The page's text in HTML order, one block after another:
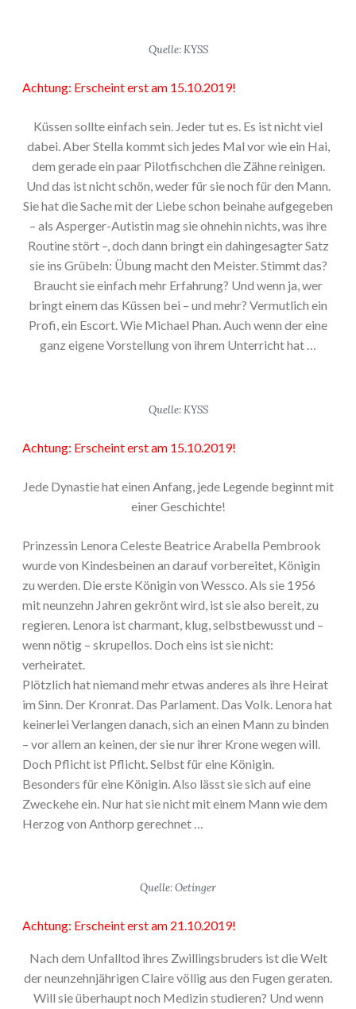
Quelle: KYSS
Achtung: Erscheint erst am 15.10.2019!
Küssen sollte einfach sein. Jeder tut es. Es ist nicht viel
dabei. Aber Stella kommt sich jedes Mal vor wie ein Hai,
dem gerade ein paar Pilotfischchen die Zähne reinigen.
Und das ist nicht schön, weder für sie noch für den Mann.
Sie hat die Sache mit der Liebe schon beinahe aufgegeben
– als Asperger-Autistin mag sie ohnehin nichts, was ihre
Routine stört –, doch dann bringt ein dahingesagter Satz
sie ins Grübeln: Übung macht den Meister. Stimmt das?
Braucht sie einfach mehr Erfahrung? Und wenn ja, wer
bringt einem das Küssen bei – und mehr? Vermutlich ein
Profi, ein Escort. Wie Michael Phan. Auch wenn der eine
ganz eigene Vorstellung von ihrem Unterricht hat …
Quelle: KYSS
Achtung: Erscheint erst am 15.10.2019!
Jede Dynastie hat einen Anfang, jede Legende beginnt mit
einer Geschichte!
Prinzessin Lenora Celeste Beatrice Arabella Pembrook
wurde von Kindesbeinen an darauf vorbereitet, Königin
zu werden. Die erste Königin von Wessco. Als sie 1956
mit neunzehn Jahren gekrönt wird, ist sie also bereit, zu
regieren. Lenora ist charmant, klug, selbstbewusst und –
wenn nötig – skrupellos. Doch eins ist sie nicht:
verheiratet.
Plötzlich hat niemand mehr etwas anderes als ihre Heirat
im Sinn. Der Kronrat. Das Parlament. Das Volk. Lenora hat
keinerlei Verlangen danach, sich an einen Mann zu binden
– vor allem an keinen, der sie nur ihrer Krone wegen will.
Doch Pflicht ist Pflicht. Selbst für eine Königin.
Besonders für eine Königin. Also lässt sie sich auf eine
Zweckehe ein. Nur hat sie nicht mit einem Mann wie dem
Herzog von Anthorp gerechnet …
Quelle: Oetinger
Achtung: Erscheint erst am 21.10.2019!
Nach dem Unfalltod ihres Zwillingsbruders ist die Welt
der neunzehnjährigen Claire völlig aus den Fugen geraten.
Will sie überhaupt noch Medizin studieren? Und wenn